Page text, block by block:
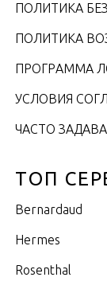
ПОЛИТИКА
ПОЛИТИКА
ПРОГРАММА
УСЛОВИЯ
ЧАСТО
ТОП
Bernardaud
Hermes
Rosenthal